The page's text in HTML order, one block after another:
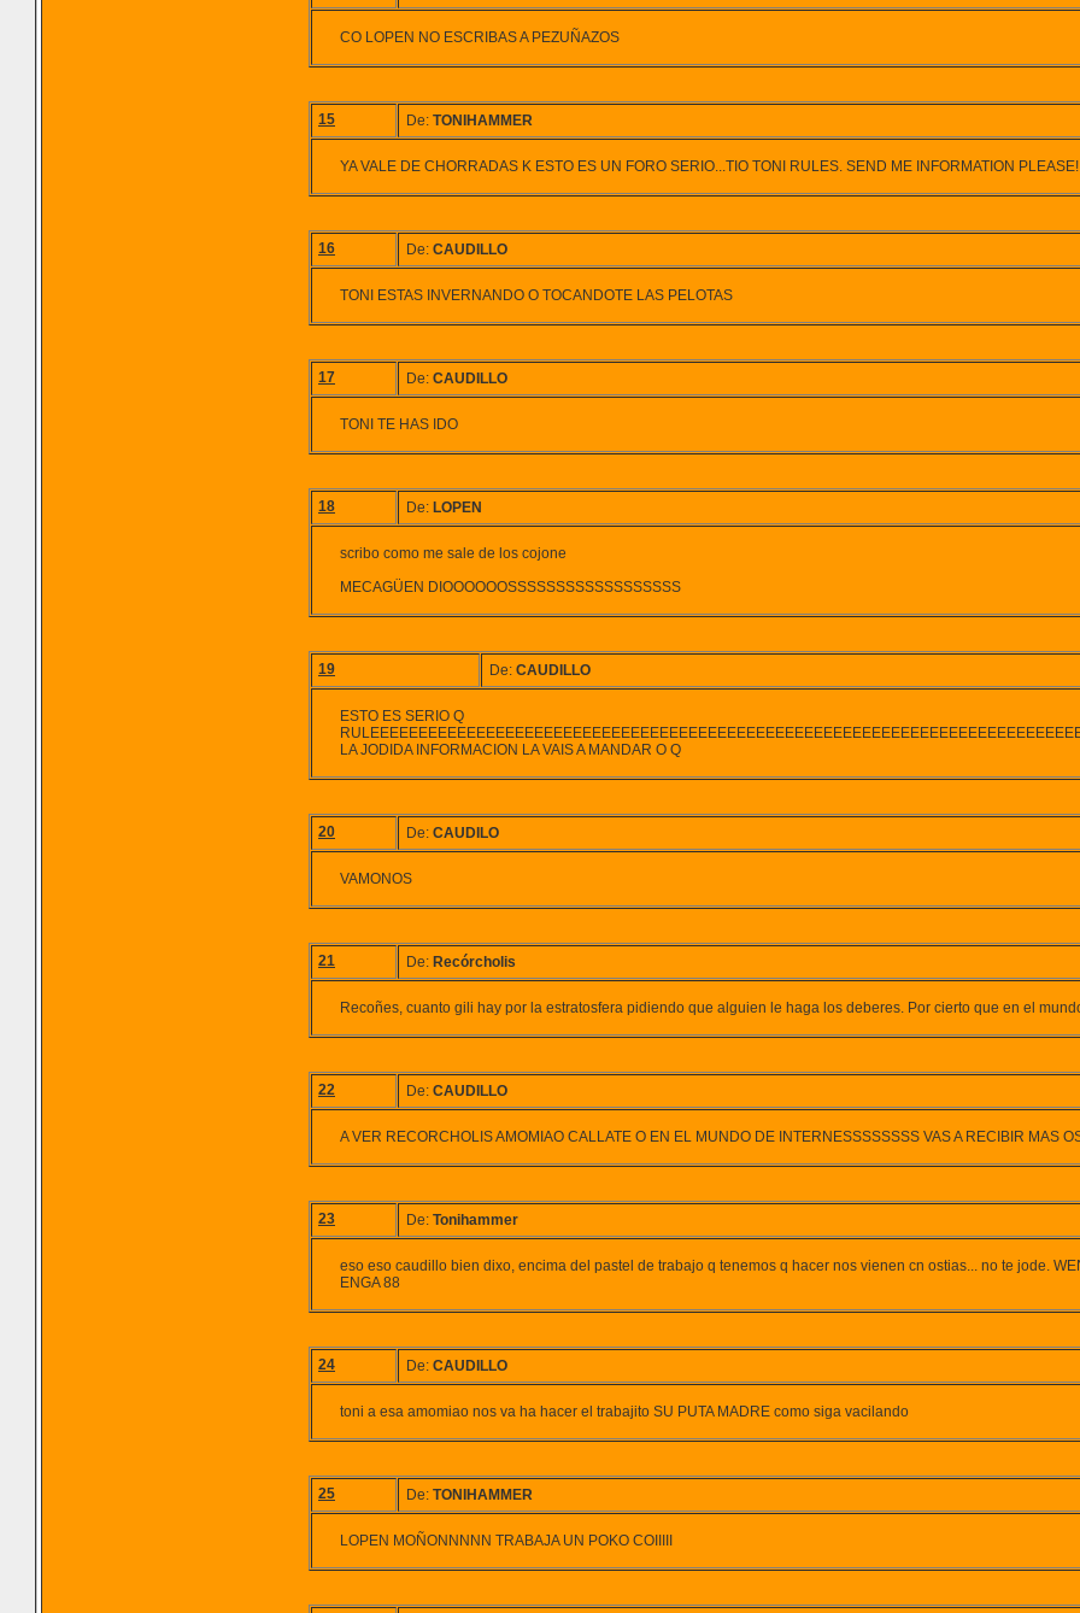
CO LOPEN NO ESCRIBAS A PEZUÑAZOS
15 De: TONIHAMMER
YA VALE DE CHORRADAS K ESTO ES UN FORO SERIO...TIO TONI RULES. SEND ME INFORMATION
16 De: CAUDILLO
TONI ESTAS INVERNANDO O TOCANDOTE LAS PELOTAS
17 De: CAUDILLO
TONI TE HAS IDO
18 De: LOPEN
scribo como me sale de los cojone
MECAGÜEN DIOOOOOOSSSSSSSSSSSSSSSSSS
19 De: CAUDILLO
ESTO ES SERIO Q
LA JODIDA INFORMACION LA VAIS A MANDAR O Q
20 De: CAUDILO
VAMONOS
21 De: Recórcholis
Recoñes, cuanto gili hay por la estratosfera pidiendo que alguien le haga los deberes. Por cierto que en el
22 De: CAUDILLO
A VER RECORCHOLIS AMOMIAO CALLATE O EN EL MUNDO DE INTERNESSSSSSSS VAS A RECIBIR MAS
23 De: Tonihammer
eso eso caudillo bien dixo, encima del pastel de trabajo q tenemos q hacer nos vienen cn ostias... no te jode.
ENGA 88
24 De: CAUDILLO
toni a esa amomiao nos va ha hacer el trabajito SU PUTA MADRE como siga vacilando
25 De: TONIHAMMER
LOPEN MOÑONNNNN TRABAJA UN POKO COIIIII